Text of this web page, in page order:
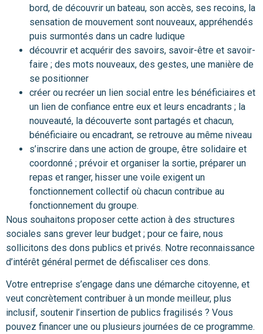
bord, de découvrir un bateau, son accès, ses recoins, la
sensation de mouvement sont nouveaux, appréhendés
puis surmontés dans un cadre ludique
découvrir et acquérir des savoirs, savoir-être et savoir-
faire ; des mots nouveaux, des gestes, une manière de
se positionner
créer ou recréer un lien social entre les bénéficiaires et
un lien de confiance entre eux et leurs encadrants ; la
nouveauté, la découverte sont partagés et chacun,
bénéficiaire ou encadrant, se retrouve au même niveau
s’inscrire dans une action de groupe, être solidaire et
coordonné ; prévoir et organiser la sortie, préparer un
repas et ranger, hisser une voile exigent un
fonctionnement collectif où chacun contribue au
fonctionnement du groupe.
Nous souhaitons proposer cette action à des structures
sociales sans grever leur budget ; pour ce faire, nous
sollicitons des dons publics et privés. Notre reconnaissance
d’intérêt général permet de défiscaliser ces dons.
Votre entreprise s’engage dans une démarche citoyenne, et
veut concrètement contribuer à un monde meilleur, plus
inclusif, soutenir l’insertion de publics fragilisés ? Vous
pouvez financer une ou plusieurs journées de ce programme.